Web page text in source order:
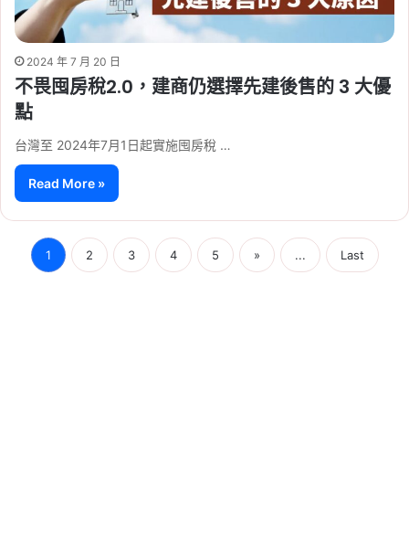
2024 年 7 月 20 日
不畏囤房稅2.0，建商仍選擇先建後售的 3 大優
點
台灣至 2024年7月1日起實施囤房稅 …
Read More »
1 2 3 4 5 » ... Last